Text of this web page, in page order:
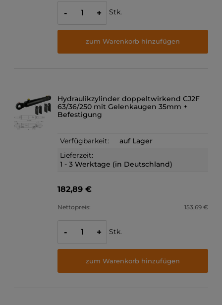
- + Stk.
zum Warenkorb hinzufügen
Hydraulikzylinder doppeltwirkend CJ2F
63/36/250 mit Gelenkaugen 35mm +
Befestigung
Verfügbarkeit:
auf Lager
Lieferzeit:
1 - 3 Werktage (in Deutschland)
182,89 €
Nettopreis: 153,69 €
- + Stk.
zum Warenkorb hinzufügen